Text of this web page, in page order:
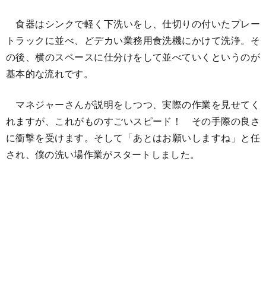
食器はシンクで軽く下洗いをし、仕切りの付いたプレー
トラックに並べ、どデカい業務用食洗機にかけて洗浄。そ
の後、横のスペースに仕分けをして並べていくというのが
基本的な流れです。
マネジャーさんが説明をしつつ、実際の作業を見せてく
れますが、これがものすごいスピード！ その手際の良さ
に衝撃を受けます。そして「あとはお願いしますね」と任
され、僕の洗い場作業がスタートしました。